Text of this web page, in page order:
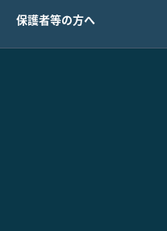
保護者等の方へ